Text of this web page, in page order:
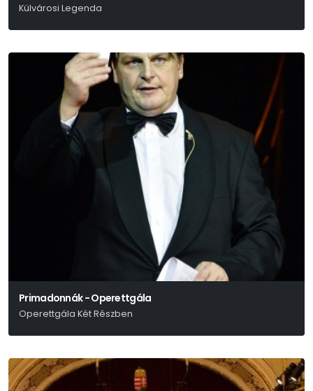
Külvárosi Legenda
Primadonnák - Operettgála
Operettgála Két Részben